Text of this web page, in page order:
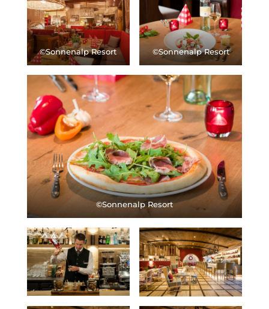
©Sonnenalp Resort ©Sonnenalp Resort
©Sonnenalp Resort